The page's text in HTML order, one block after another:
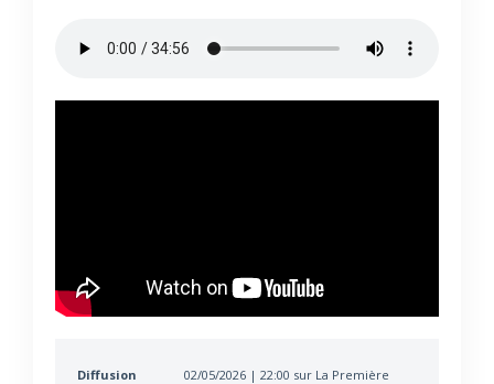
Diffusion
02/05/2026 | 22:00 sur La Première